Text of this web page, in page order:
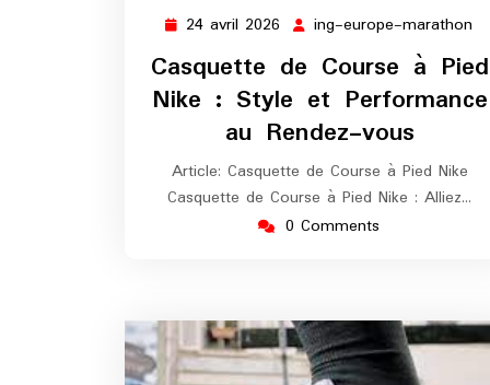
24 avril 2026 24
avril
2026
ing-europe-marathon
Casquette de Course à Pied
Nike : Style et Performance
au Rendez-vous
Article: Casquette de Course à Pied Nike
Casquette de Course à Pied Nike : Alliez…
0 Comments